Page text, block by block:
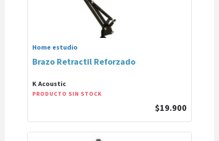
Home estudio
Brazo Retractil Reforzado
K Acoustic
PRODUCTO SIN STOCK
$19.900